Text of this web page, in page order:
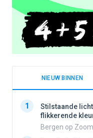
NIEUW BINNEN
1
Stilstaande
flikkerende
Bergen op